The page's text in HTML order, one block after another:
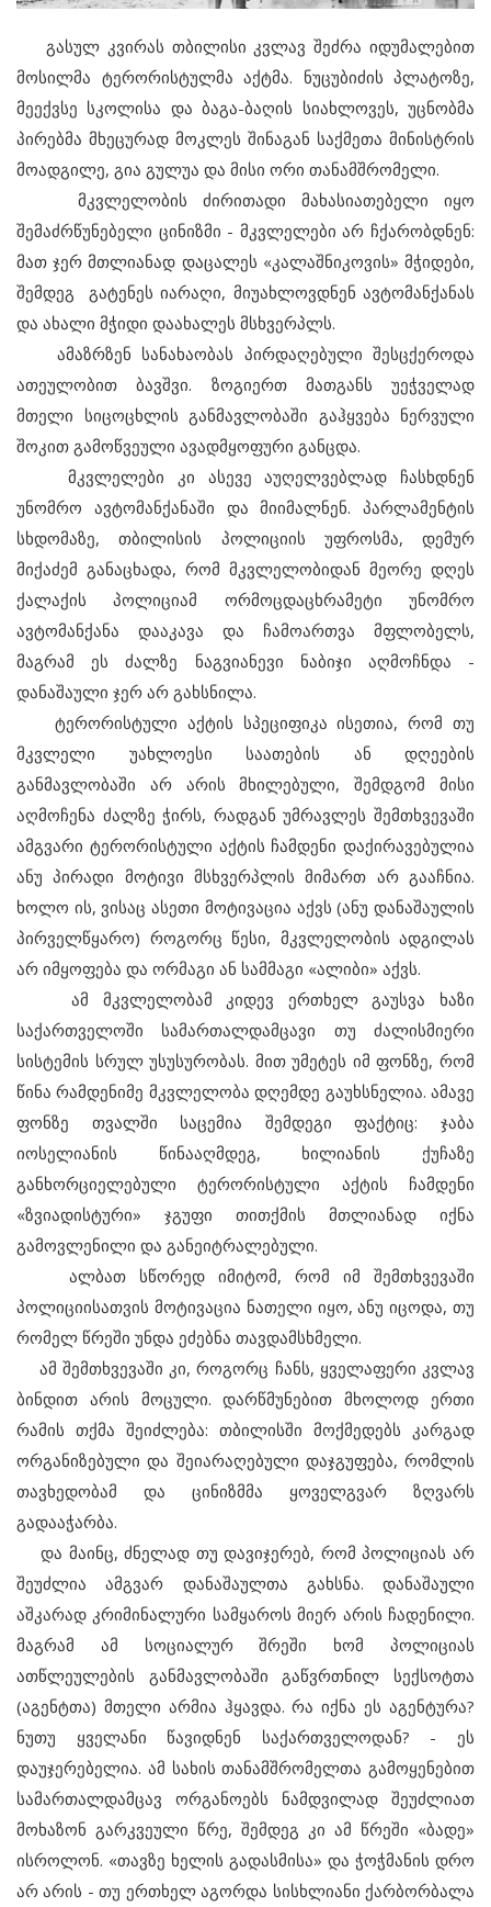
გასულ კვირას თბილისი კვლავ შეძრა იდუმალებით
მოსილმა ტერორისტულმა აქტმა. ნუცუბიძის პლატოზე,
მეექვსე სკოლისა და ბაგა-ბაღის სიახლოვეს, უცნობმა
პირებმა მხეცურად მოკლეს შინაგან საქმეთა მინისტრის
მოადგილე, გია გულუა და მისი ორი თანამშრომელი.
მკვლელობის ძირითადი მახასიათებელი იყო
შემაძრწუნებელი ცინიზმი - მკვლელები არ ჩქარობდნენ:
მათ ჯერ მთლიანად დაცალეს «კალაშნიკოვის» მჭიდები,
შემდეგ გატენეს იარაღი, მიუახლოვდნენ ავტომანქანას
და ახალი მჭიდი დაახალეს მსხვერპლს.
ამაზრზენ სანახაობას პირდაღებული შესცქეროდა
ათეულობით ბავშვი. ზოგიერთ მათგანს უეჭველად
მთელი სიცოცხლის განმავლობაში გაჰყვება ნერვული
შოკით გამოწვეული ავადმყოფური განცდა.
მკვლელები კი ასევე აუღელვებლად ჩასხდნენ
უნომრო ავტომანქანაში და მიიმალნენ. პარლამენტის
სხდომაზე, თბილისის პოლიციის უფროსმა, დემურ
მიქაძემ განაცხადა, რომ მკვლელობიდან მეორე დღეს
ქალაქის პოლიციამ ორმოცდაცხრამეტი უნომრო
ავტომანქანა დააკავა და ჩამოართვა მფლობელს,
მაგრამ ეს ძალზე ნაგვიანევი ნაბიჯი აღმოჩნდა -
დანაშაული ჯერ არ გახსნილა.
ტერორისტული აქტის სპეციფიკა ისეთია, რომ თუ
მკვლელი უახლოესი საათების ან დღეების
განმავლობაში არ არის მხილებული, შემდგომ მისი
აღმოჩენა ძალზე ჭირს, რადგან უმრავლეს შემთხვევაში
ამგვარი ტერორისტული აქტის ჩამდენი დაქირავებულია
ანუ პირადი მოტივი მსხვერპლის მიმართ არ გააჩნია.
ხოლო ის, ვისაც ასეთი მოტივაცია აქვს (ანუ დანაშაულის
პირველწყარო) როგორც წესი, მკვლელობის ადგილას
არ იმყოფება და ორმაგი ან სამმაგი «ალიბი» აქვს.
ამ მკვლელობამ კიდევ ერთხელ გაუსვა ხაზი
საქართველოში სამართალდამცავი თუ ძალისმიერი
სისტემის სრულ უსუსურობას. მით უმეტეს იმ ფონზე, რომ
წინა რამდენიმე მკვლელობა დღემდე გაუხსნელია. ამავე
ფონზე თვალში საცემია შემდეგი ფაქტიც: ჯაბა
იოსელიანის წინააღმდეგ, ხილიანის ქუჩაზე
განხორციელებული ტერორისტული აქტის ჩამდენი
«ზვიადისტური» ჯგუფი თითქმის მთლიანად იქნა
გამოვლენილი და განეიტრალებული.
ალბათ სწორედ იმიტომ, რომ იმ შემთხვევაში
პოლიციისათვის მოტივაცია ნათელი იყო, ანუ იცოდა, თუ
რომელ წრეში უნდა ეძებნა თავდამსხმელი.
ამ შემთხვევაში კი, როგორც ჩანს, ყველაფერი კვლავ
ბინდით არის მოცული. დარწმუნებით მხოლოდ ერთი
რამის თქმა შეიძლება: თბილისში მოქმედებს კარგად
ორგანიზებული და შეიარაღებული დაჯგუფება, რომლის
თავხედობამ და ცინიზმმა ყოველგვარ ზღვარს
გადააჭარბა.
და მაინც, ძნელად თუ დავიჯერებ, რომ პოლიციას არ
შეუძლია ამგვარ დანაშაულთა გახსნა. დანაშაული
აშკარად კრიმინალური სამყაროს მიერ არის ჩადენილი.
მაგრამ ამ სოციალურ შრეში ხომ პოლიციას
ათწლეულების განმავლობაში გაწვრთნილ სექსოტთა
(აგენტთა) მთელი არმია ჰყავდა. რა იქნა ეს აგენტურა?
ნუთუ ყველანი წავიდნენ საქართველოდან? - ეს
დაუჯერებელია. ამ სახის თანამშრომელთა გამოყენებით
სამართალდამცავ ორგანოებს ნამდვილად შეუძლიათ
მოხაზონ გარკვეული წრე, შემდეგ კი ამ წრეში «ბადე»
ისროლონ. «თავზე ხელის გადასმისა» და ჭოჭმანის დრო
არ არის - თუ ერთხელ აგორდა სისხლიანი ქარბორბალა